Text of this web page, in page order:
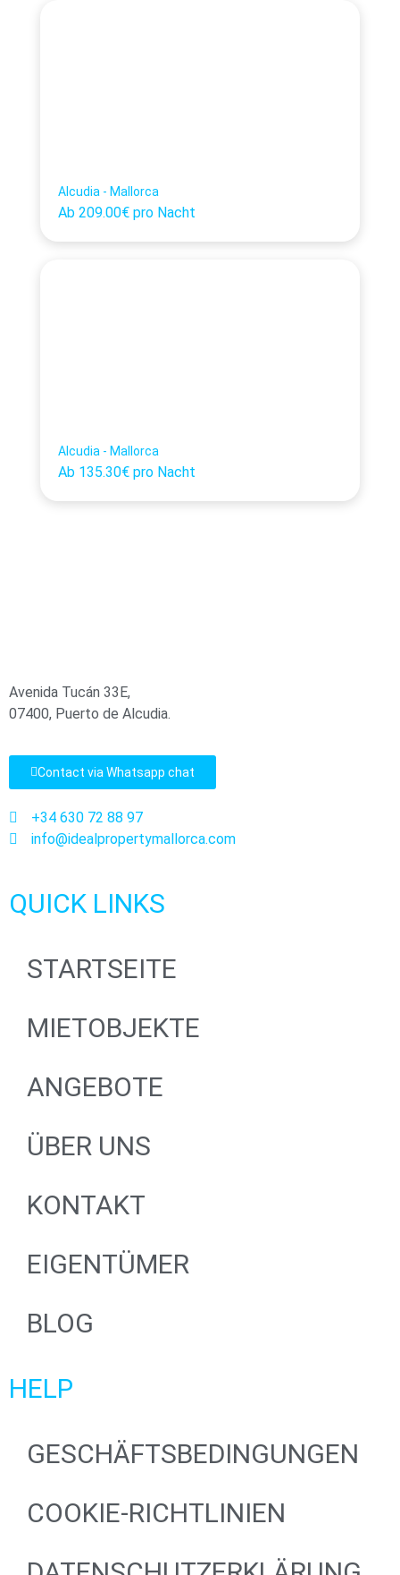
Alcudia - Mallorca
Ab 209.00€ pro Nacht
Alcudia - Mallorca
Ab 135.30€ pro Nacht
Avenida Tucán 33E,
07400, Puerto de Alcudia.
Contact via Whatsapp chat
+34 630 72 88 97
info@idealpropertymallorca.com
QUICK LINKS
STARTSEITE
MIETOBJEKTE
ANGEBOTE
ÜBER UNS
KONTAKT
EIGENTÜMER
BLOG
HELP
GESCHÄFTSBEDINGUNGEN
COOKIE-RICHTLINIEN